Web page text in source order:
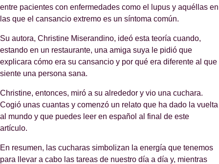
entre pacientes con enfermedades como el lupus y aquéllas en
las que el cansancio extremo es un síntoma común.
Su autora, Christine Miserandino, ideó esta teoría cuando,
estando en un restaurante, una amiga suya le pidió que
explicara cómo era su cansancio y por qué era diferente al que
siente una persona sana.
Christine, entonces, miró a su alrededor y vio una cuchara.
Cogió unas cuantas y comenzó un relato que ha dado la vuelta
al mundo y que puedes leer en español al final de este
artículo.
En resumen, las cucharas simbolizan la energía que tenemos
para llevar a cabo las tareas de nuestro día a día y, mientras